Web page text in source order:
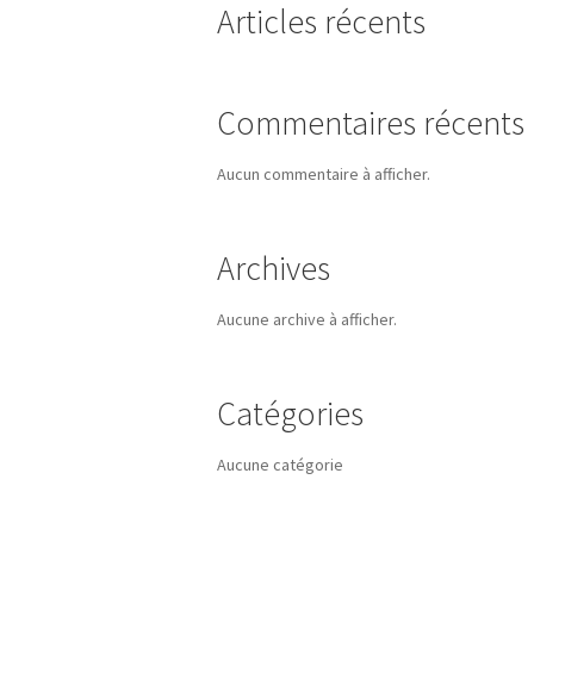
Articles récents
Commentaires récents
Aucun commentaire à afficher.
Archives
Aucune archive à afficher.
Catégories
Aucune catégorie